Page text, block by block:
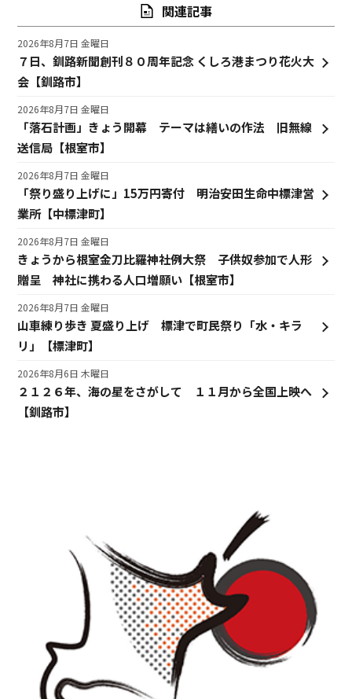
関連記事
７日、釧路新聞創刊８０周年記念 くしろ港まつり花火大
会【釧路市】
2026年8月7日 金曜日
「落石計画」きょう開幕 テーマは繕いの作法 旧無線
送信局【根室市】
2026年8月7日 金曜日
「祭り盛り上げに」15万円寄付 明治安田生命中標津営
業所【中標津町】
2026年8月7日 金曜日
きょうから根室金刀比羅神社例大祭 子供奴参加で人形
贈呈 神社に携わる人口増願い【根室市】
2026年8月7日 金曜日
山車練り歩き 夏盛り上げ 標津で町民祭り「水・キラ
リ」【標津町】
2026年8月7日 金曜日
２１２６年、海の星をさがして １１月から全国上映へ
【釧路市】
2026年8月6日 木曜日